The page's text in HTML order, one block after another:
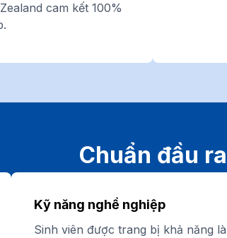
cam kết 100%
Chuẩn đầu ra
Kỹ năng nghề nghiệp
Sinh viên được trang bị khả năng